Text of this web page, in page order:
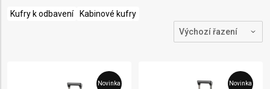
Kufry k odbavení Kabinové kufry
Novinka Novinka